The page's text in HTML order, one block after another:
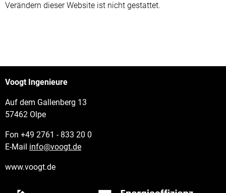
Verändern dieser Website ist nicht gestattet.
Voogt Ingenieure
Auf dem Gallenberg 13
57462 Olpe
Fon +49 2761 - 833 20 0
E-Mail info@voogt.de
www.voogt.de